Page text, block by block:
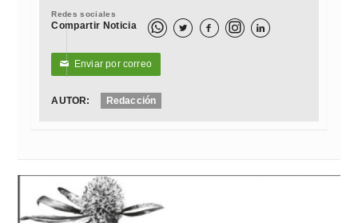
Redes sociales
Compartir Noticia   
✉ Enviar por correo
AUTOR: Redacción